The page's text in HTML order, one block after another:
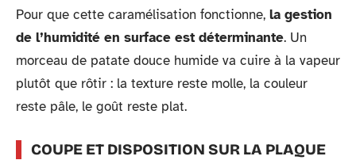
Pour que cette caramélisation fonctionne, la gestion
de l’humidité en surface est déterminante. Un
morceau de patate douce humide va cuire à la vapeur
plutôt que rôtir : la texture reste molle, la couleur
reste pâle, le goût reste plat.
COUPE ET DISPOSITION SUR LA PLAQUE